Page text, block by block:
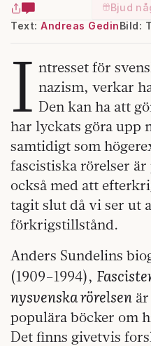
Bjud
Text: Andreas GedinBild:
I ntresset för
nazism, verkar
Den kan ha att
har lyckats göra upp
samtidigt som
fascistiska rörelser
också med att
tagit slut då vi ser ut
förkrigstillstånd.
Anders Sundelins
(1909–1994),
nysvenska rörelsen
populära böcker om
Det finns givetvis